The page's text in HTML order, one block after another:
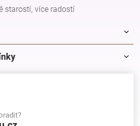
starostí, více radostí